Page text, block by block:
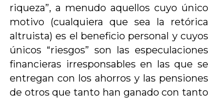
riqueza”, a menudo aquellos cuyo único
motivo (cualquiera que sea la retórica
altruista) es el beneficio personal y cuyos
únicos “riesgos” son las especulaciones
financieras irresponsables en las que se
entregan con los ahorros y las pensiones
de otros que tanto han ganado con tanto